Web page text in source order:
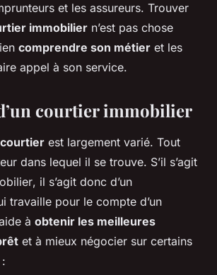
et les assureurs. Trouver
immobilier n’est pas chose
comprendre son métier et les
appel à son service.
courtier immobilier
courtier est largement varié. Tout
dans lequel il se trouve. S’il s’agit
, il s’agit donc d’un
travaille pour le compte d’un
à obtenir les meilleures
et à mieux négocier sur certains